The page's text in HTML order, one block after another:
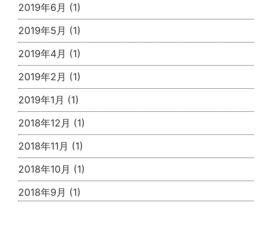
2019年6月 (1)
2019年5月 (1)
2019年4月 (1)
2019年2月 (1)
2019年1月 (1)
2018年12月 (1)
2018年11月 (1)
2018年10月 (1)
2018年9月 (1)